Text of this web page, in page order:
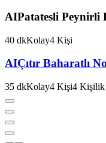
AIPatatesli Peynirli
40 dkKolay4 Kişi
AIÇıtır Baharatlı
35 dkKolay4 Kişi4 Kişilik